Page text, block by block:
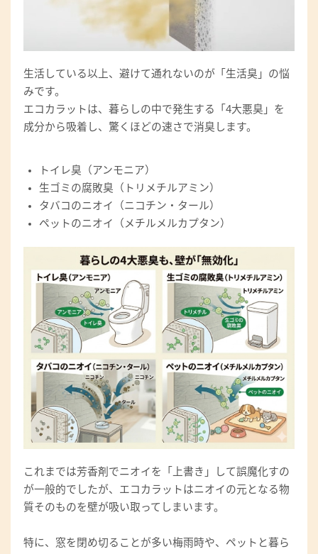
生活している以上、避けて通れないのが「生活臭」の悩
みです。
エコカラットは、暮らしの中で発生する「4大悪臭」を
成分から吸着し、驚くほどの速さで消臭します。
トイレ臭（アンモニア）
生ゴミの腐敗臭（トリメチルアミン）
タバコのニオイ（ニコチン・タール）
ペットのニオイ（メチルメルカプタン）
これまでは芳香剤でニオイを「上書き」して誤魔化すの
が一般的でしたが、エコカラットはニオイの元となる物
質そのものを壁が吸い取ってしまいます。
特に、窓を閉め切ることが多い梅雨時や、ペットと暮ら